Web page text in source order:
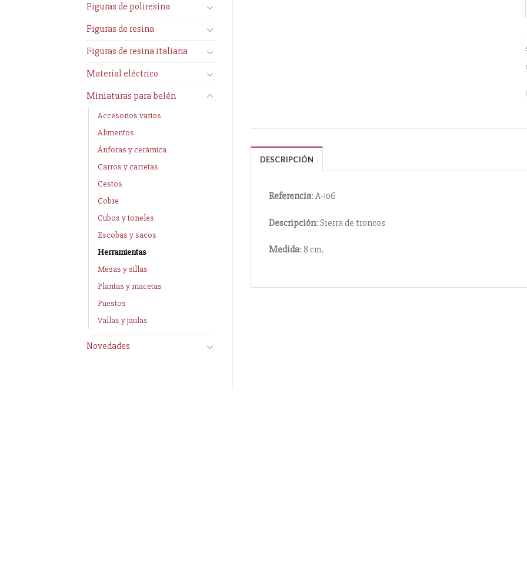
Figuras de poliresina
Figuras de resina
Figuras de resina italiana
Material eléctrico
Miniaturas para belén
Accesorios varios
Alimentos
Ánforas y cerámica
Carros y carretas
Cestos
Cobre
Cubos y toneles
Escobas y sacos
Herramientas
Mesas y sillas
Plantas y macetas
Puestos
Vallas y jaulas
Novedades
DESCRIPCIÓN
Referencia: A-106
Descripción: Sierra de troncos
Medida: 8 cm.